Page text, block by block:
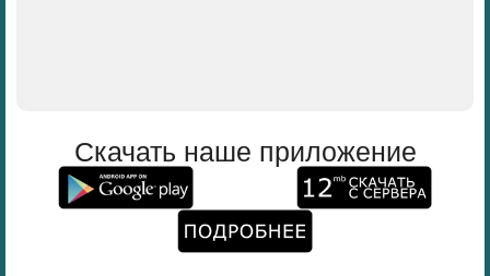
Скачать наше приложение